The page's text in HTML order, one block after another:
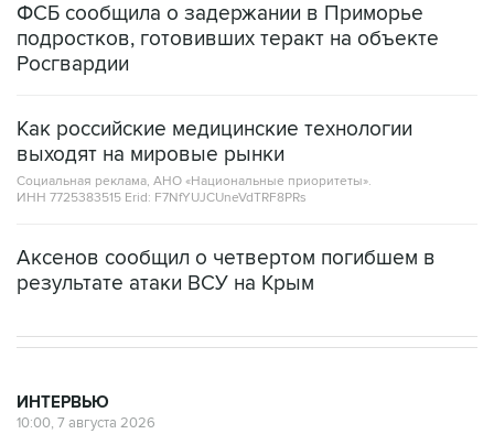
ФСБ сообщила о задержании в Приморье
подростков, готовивших теракт на объекте
Росгвардии
Как российские медицинские технологии
выходят на мировые рынки
Социальная реклама, АНО «Национальные приоритеты».
ИНН 7725383515 Erid: F7NfYUJCUneVdTRF8PRs
Аксенов сообщил о четвертом погибшем в
результате атаки ВСУ на Крым
ИНТЕРВЬЮ
10:00, 7 августа 2026